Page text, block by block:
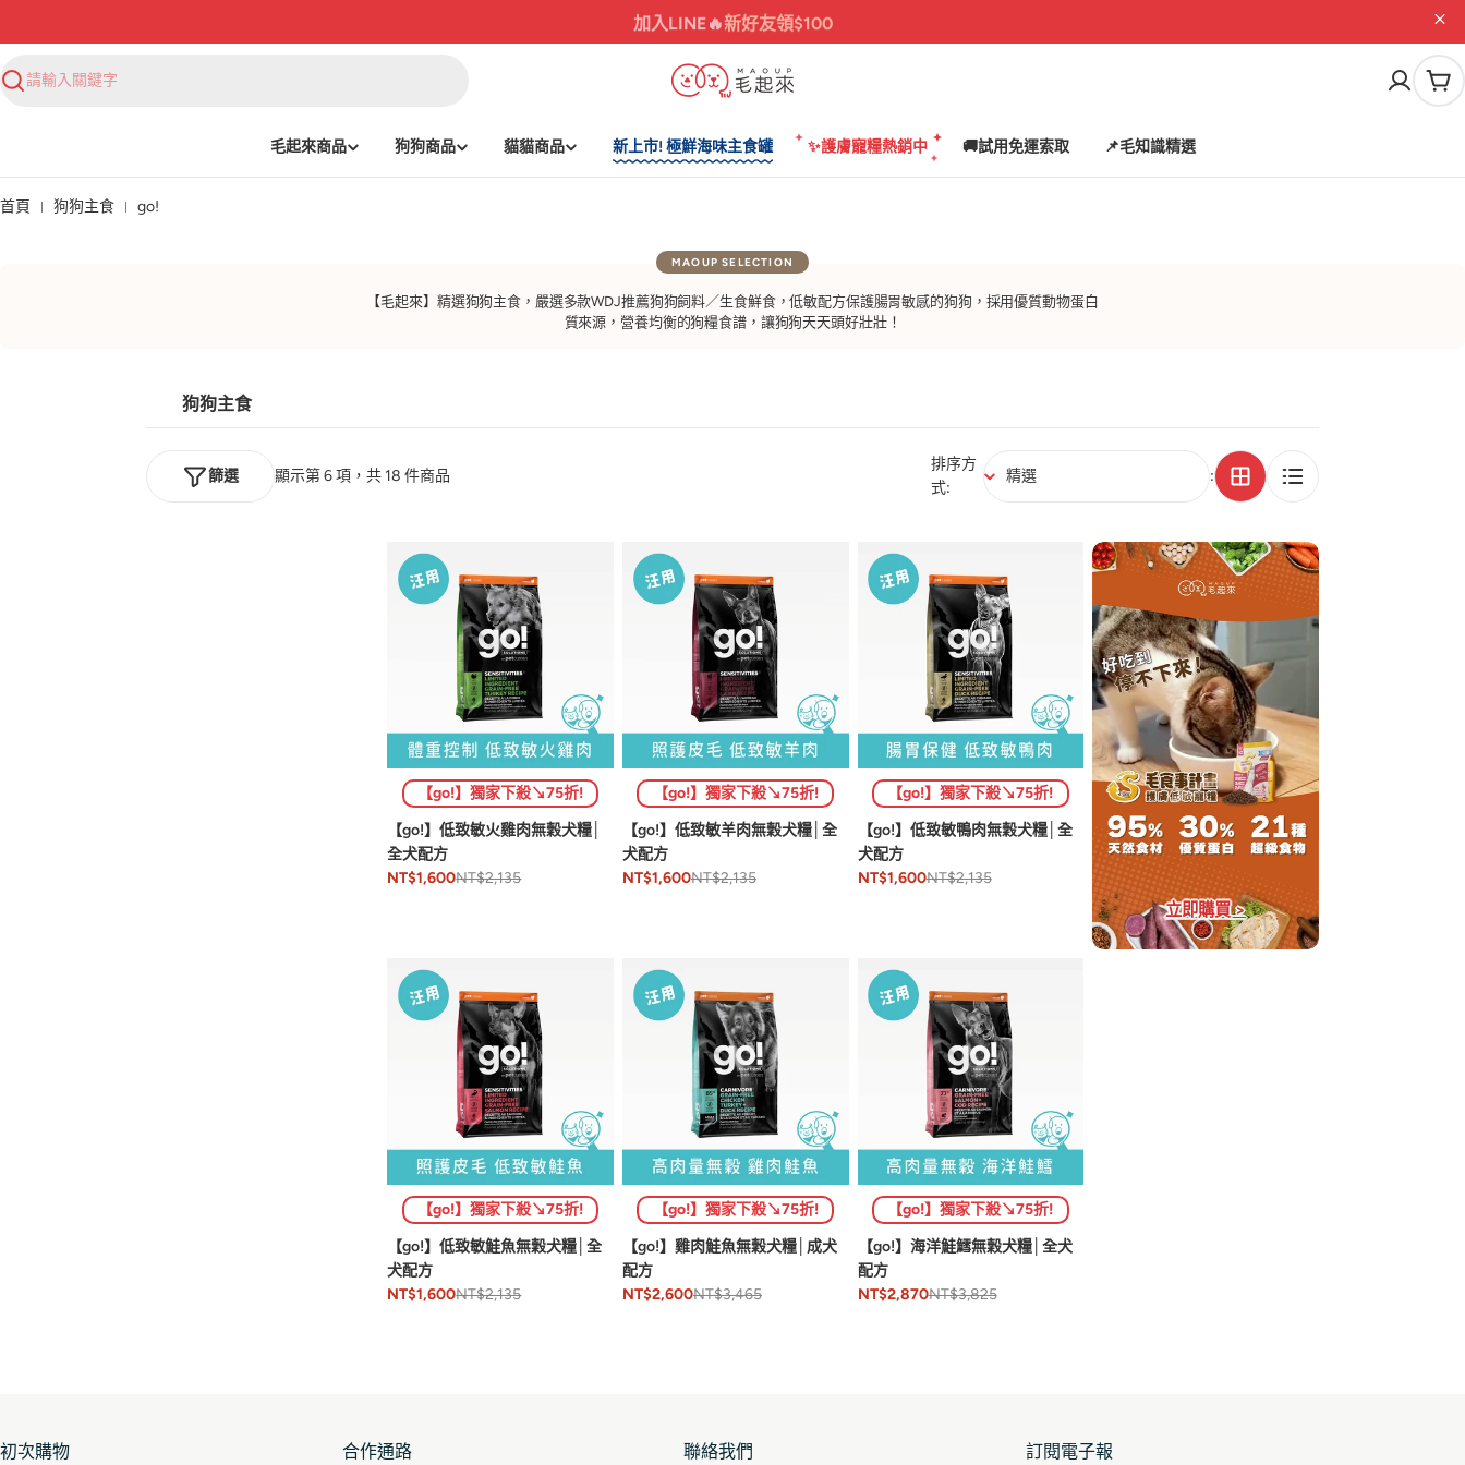
加入LINE🔥新好友領$100
搜
購
毛起來商品 狗狗商品 貓貓商品 新上市! 極鮮海味主食罐 ✨護膚寵糧熱銷中 🚚試用免運索取 📌毛知識精選
首頁 狗狗主食 go!
【毛起來】精選狗狗主食，嚴選多款WDJ推薦狗狗飼料／生食鮮食，低敏配方保護腸胃敏感的狗狗，採用優質動物蛋白
質來源，營養均衡的狗糧食譜，讓狗狗天天頭好壯壯！
狗狗主食
顯示第 6 項，共 18 件商品
篩選
排序方
式:
:
【go!】獨家下殺↘75折!
【go!】低致敏火雞肉無穀犬糧│
全犬配方
NT$1,600NT$2,135
【go!】獨家下殺↘75折!
【go!】低致敏羊肉無穀犬糧│全
犬配方
NT$1,600NT$2,135
【go!】獨家下殺↘75折!
【go!】低致敏鴨肉無穀犬糧│全
犬配方
NT$1,600NT$2,135
立即購買 >
【go!】獨家下殺↘75折!
【go!】低致敏鮭魚無穀犬糧│全
犬配方
NT$1,600NT$2,135
【go!】獨家下殺↘75折!
【go!】雞肉鮭魚無穀犬糧│成犬
配方
NT$2,600NT$3,465
【go!】獨家下殺↘75折!
【go!】海洋鮭鱈無穀犬糧│全犬
配方
NT$2,870NT$3,825
初次購物 合作通路 聯絡我們 訂閱電子報